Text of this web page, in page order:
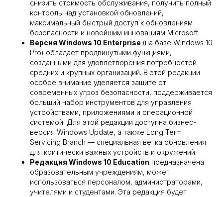
снизить стоимость обслуживания, получить полный
контроль над установкой обновлений,
максимальный быстрый доступ к обновлениям
безопасности и новейшим инновациям Microsoft.
Версия Windows 10 Enterprise (на базе Windows 10
Pro) обладает продвинутыми функциями,
созданными для удовлетворения потребностей
средних и крупных организаций. В этой редакции
особое внимание уделяется защите от
современных угроз безопасности, поддерживается
больший набор инструментов для управления
устройствами, приложениями и операционной
системой. Для этой редакции доступна бизнес-
версия Windows Update, а также Long Term
Servicing Branch — специальная ветка обновления
для критически важных устройств и окружений.
Редакция Windows 10 Education предназначена
образовательным учреждениям, может
использоваться персоналом, администраторами,
учителями и студентами. Эта редакция будет